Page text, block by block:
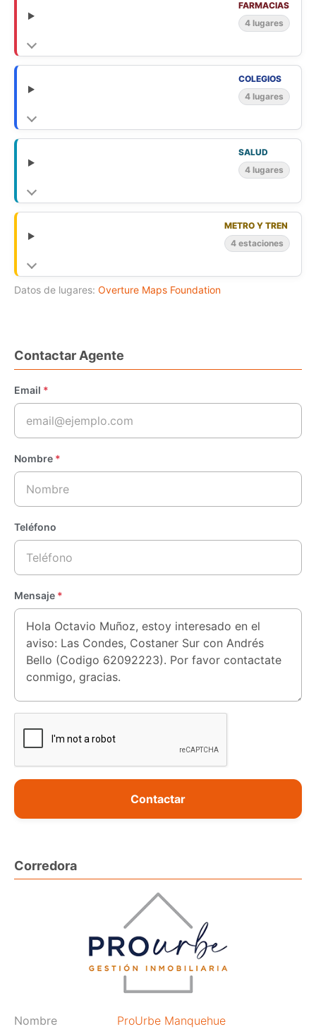
FARMACIAS
4 lugares
COLEGIOS
4 lugares
SALUD
4 lugares
METRO Y TREN
4 estaciones
Datos de lugares: Overture Maps Foundation
Contactar Agente
Email *
Nombre *
Teléfono
Mensaje *
Contactar
Corredora
Nombre
ProUrbe Manquehue